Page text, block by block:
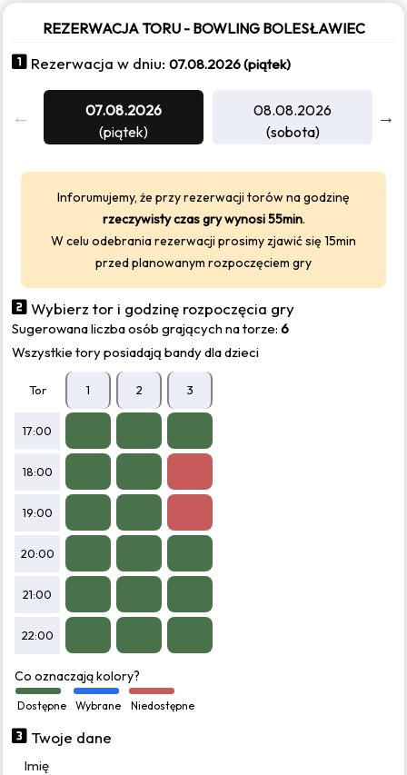
REZERWACJA TORU - BOWLING BOLESŁAWIEC
Rezerwacja w dniu: 07.08.2026 (piątek)
07.08.2026
(piątek)
08.08.2026
(sobota)
Inforumujemy, że przy rezerwacji torów na godzinę
rzeczywisty czas gry wynosi 55min.
W celu odebrania rezerwacji prosimy zjawić się 15min
przed planowanym rozpoczęciem gry
Wybierz tor i godzinę rozpoczęcia gry
Sugerowana liczba osób grających na torze: 6
Wszystkie tory posiadają bandy dla dzieci
Tor 1 2 3
17:00
18:00
19:00
20:00
21:00
22:00
Co oznaczają kolory?
Dostępne Wybrane Niedostępne
Twoje dane
Imię